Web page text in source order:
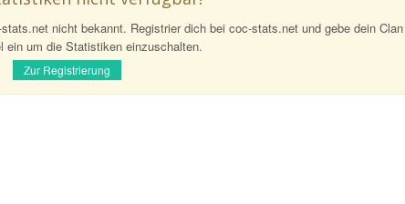
nicht verfügbar!
nicht bekannt. Registrier dich bei coc-stats.net und gebe dein
ein um die Statistiken einzuschalten.
Zur Registrierung